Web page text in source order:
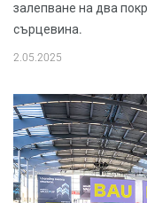
залепване на два
сърцевина.
2.05.2025